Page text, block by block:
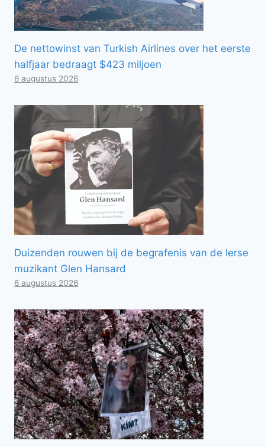
De nettowinst van Turkish Airlines over het eerste
halfjaar bedraagt ​​$423 miljoen
6 augustus 2026
Duizenden rouwen bij de begrafenis van de Ierse
muzikant Glen Hansard
6 augustus 2026